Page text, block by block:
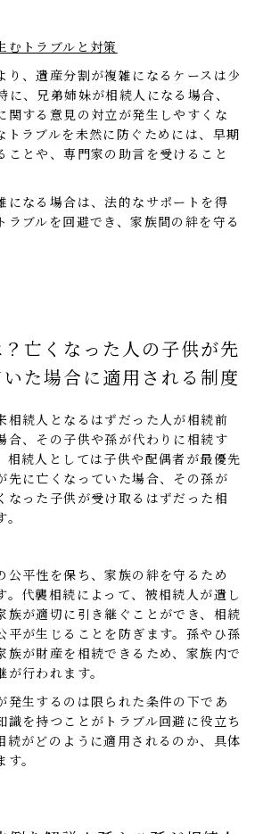
むトラブルと対策
り、遺産分割が複雑になるケースは少
に、兄弟姉妹が相続人になる場合、
関する意見の対立が発生しやすくな
トラブルを未然に防ぐためには、早期
ことや、専門家の助言を受けること
になる場合は、法的なサポートを得
ラブルを回避でき、家族間の絆を守る
亡くなった人の子供が先
た場合に適用される制度
相続人となるはずだった人が相続前
合、その子供や孫が代わりに相続す
相続人としては子供や配偶者が最優先
先に亡くなっていた場合、その孫が
なった子供が受け取るはずだった相
公平性を保ち、家族の絆を守るため
。代襲相続によって、被相続人が遺し
族が適切に引き継ぐことができ、相続
平が生じることを防ぎます。孫やひ孫
族が財産を相続できるため、家族内で
行われます。
発生するのは限られた条件の下であ
識を持つことがトラブル回避に役立ち
続がどのように適用されるのか、具体
。